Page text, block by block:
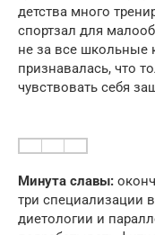
детства много
спортзал для
не за все
признавалась, что
чувствовать себя
Минута славы:
три специализации
диетологии и